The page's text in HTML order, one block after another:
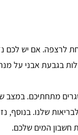
לרצפה. אם יש לכם
בגבעת אבני על
מתחתיכם. במצב
שלנו. בנוסף,